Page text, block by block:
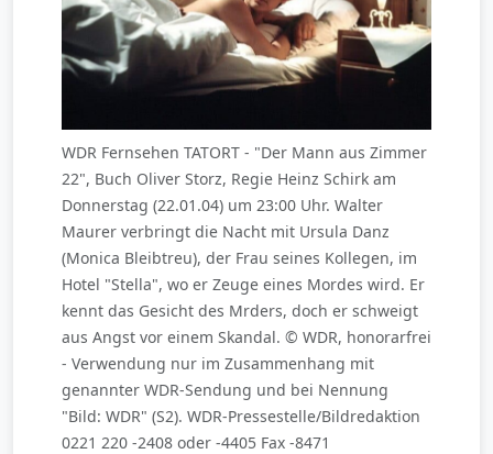
WDR Fernsehen TATORT - "Der Mann aus Zimmer
22", Buch Oliver Storz, Regie Heinz Schirk am
Donnerstag (22.01.04) um 23:00 Uhr. Walter
Maurer verbringt die Nacht mit Ursula Danz
(Monica Bleibtreu), der Frau seines Kollegen, im
Hotel "Stella", wo er Zeuge eines Mordes wird. Er
kennt das Gesicht des Mrders, doch er schweigt
aus Angst vor einem Skandal. © WDR, honorarfrei
- Verwendung nur im Zusammenhang mit
genannter WDR-Sendung und bei Nennung
"Bild: WDR" (S2). WDR-Pressestelle/Bildredaktion
0221 220 -2408 oder -4405 Fax -8471